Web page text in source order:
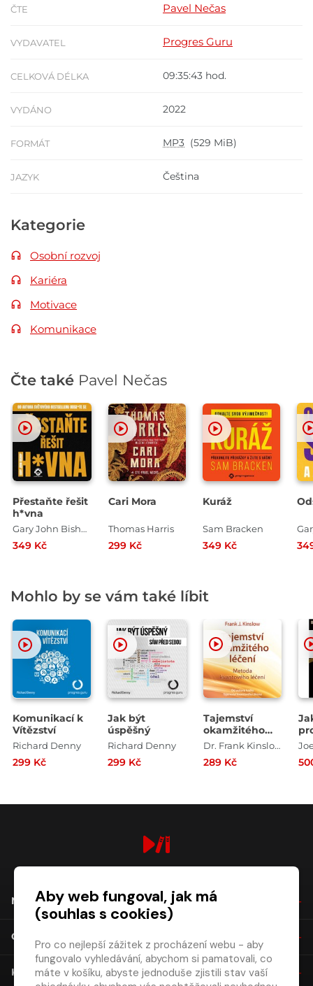
ČTE Pavel Nečas
VYDAVATEL Progres Guru
CELKOVÁ DÉLKA 09:35:43 hod.
VYDÁNO 2022
FORMÁT MP3 (529 MiB)
JAZYK Čeština
Kategorie
Osobní rozvoj
Kariéra
Motivace
Komunikace
Čte také Pavel Nečas
Přestaňte řešit
h*vna
Gary John Bishop
349 Kč
Cari Mora
Thomas Harris
299 Kč
Kuráž
Sam Bracken
349 Kč
Mohlo by se vám také líbit
Komunikací k
Vítězství
Richard Denny
299 Kč
Jak být
úspěšný
Richard Denny
299 Kč
Tajemství
okamžitého
léčení
Dr. Frank Kinslow
289 Kč
NÁKUP
O SPOLEČNOSTI
KONTAKT
Aby web fungoval, jak má
(souhlas s cookies)
Pro co nejlepší zážitek z procházení webu - aby
fungovalo vyhledávání, abychom si pamatovali, co
máte v košíku, abyste jednoduše zjistili stav vaší